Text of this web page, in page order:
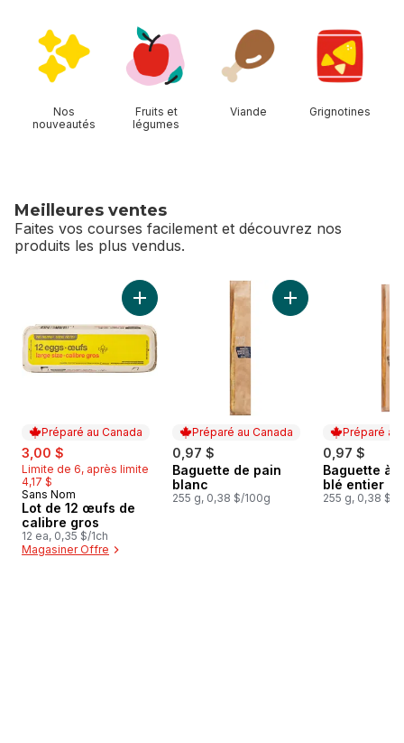
Nos
nouveautés
Fruits et
légumes
Viande Grignotines
Meilleures ventes
Faites vos courses facilement et découvrez nos
produits les plus vendus.
sauter Meilleures ventes
Préparé au Canada
sale:
3,00 $
Limite de 6, après limite
4,17 $
Préparé au Canada
Sans Nom
Lot de 12 œufs de
calibre gros
12 ea, 0,35 $/1ch
Magasiner Offre
Ajouter Lot de 12 œufs de calibre gros au
Préparé au Canada
0,97 $
Préparé au Canada
Baguette de pain
blanc
255 g, 0,38 $/100g
Ajouter Baguette
Préparé au
0,97 $
Préparé au
Baguette à
blé entier
255 g, 0,38 $/